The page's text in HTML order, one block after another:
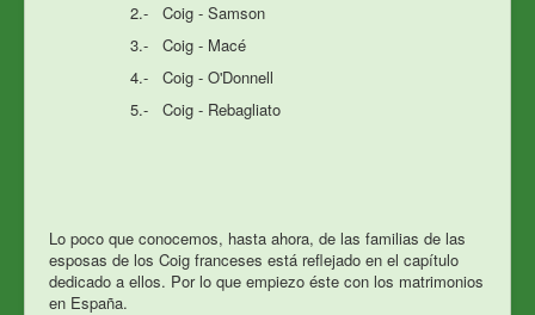
2.- Coig - Samson
3.- Coig - Macé
4.- Coig - O'Donnell
5.- Coig - Rebagliato
Lo poco que conocemos, hasta ahora, de las familias de las
esposas de los Coig franceses está reflejado en el capítulo
dedicado a ellos. Por lo que empiezo éste con los matrimonios
en España.